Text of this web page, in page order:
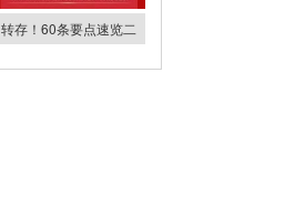
转存！60条要点速览二